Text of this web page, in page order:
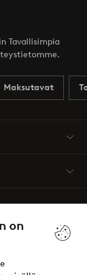
on
Tavallisimpia
Maksutavat